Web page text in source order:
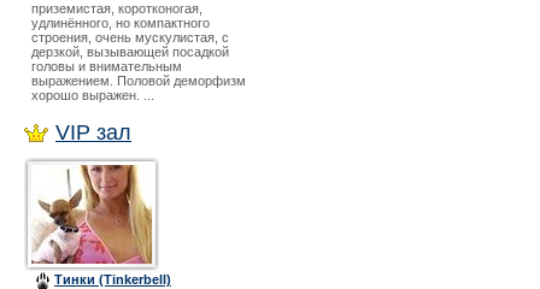
приземистая, коротконогая,
удлинённого, но компактного
строения, очень мускулистая, с
дерзкой, вызывающей посадкой
головы и внимательным
выражением. Половой деморфизм
хорошо выражен. ...
VIP зал
Тинки (Tinkerbell)